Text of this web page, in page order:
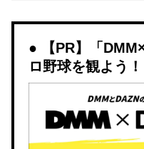
【PR】「
ロ野球を観よう！